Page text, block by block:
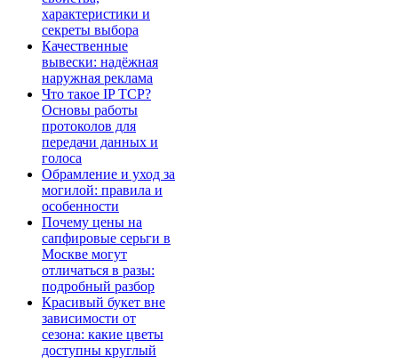
характеристики и
секреты выбора
Качественные
вывески: надёжная
наружная реклама
Что такое IP TCP?
Основы работы
протоколов для
передачи данных и
голоса
Обрамление и уход за
могилой: правила и
особенности
Почему цены на
сапфировые серьги в
Москве могут
отличаться в разы:
подробный разбор
Красивый букет вне
зависимости от
сезона: какие цветы
доступны круглый